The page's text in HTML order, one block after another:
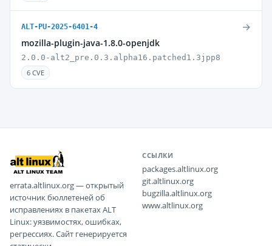
ALT-PU-2025-6401-4
mozilla-plugin-java-1.8.0-openjdk
2.0.0-alt2_pre.0.3.alpha16.patched1.3jpp8
6 CVE
→
errata.altlinux.org — открытый
источник бюллетеней об
исправлениях в пакетах ALT
Linux: уязвимостях, ошибках,
регрессиях. Сайт генерируется
ССЫЛКИ
packages.altlinux.org
git.altlinux.org
bugzilla.altlinux.org
www.altlinux.org